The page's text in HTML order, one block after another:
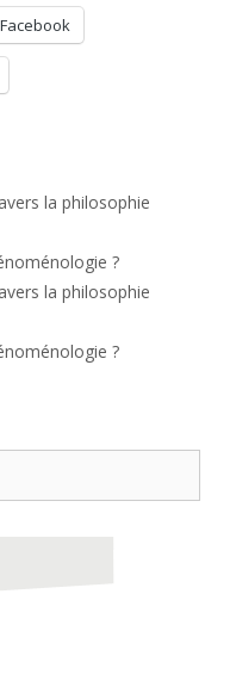
Facebook
la philosophie
?
la philosophie
?